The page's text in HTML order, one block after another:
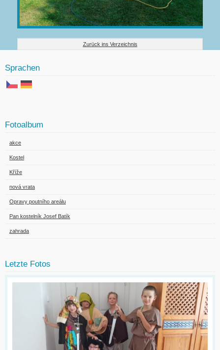
Zurück ins Verzeichnis
Sprachen
Fotoalbum
akce
Kostel
Kříže
nová vrata
Opravy poutního areálu
Pan kostelník Josef Batík
zahrada
Letzte Fotos